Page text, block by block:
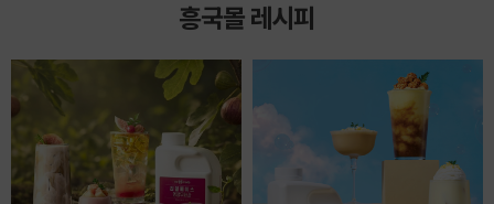
흥국몰 레시피